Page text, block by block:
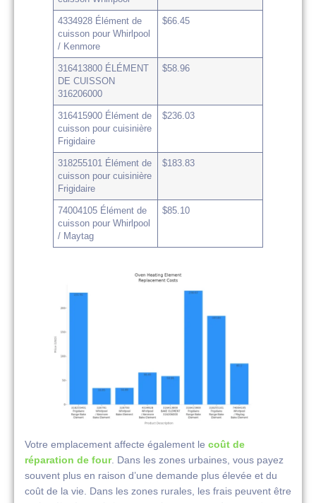
4334928 Élément de
cuisson pour Whirlpool
/ Kenmore
$66.45
316413800 ÉLÉMENT
DE CUISSON
316206000
$58.96
316415900 Élément de
cuisson pour cuisinière
Frigidaire
$236.03
318255101 Élément de
cuisson pour cuisinière
Frigidaire
$183.83
74004105 Élément de
cuisson pour Whirlpool
/ Maytag
$85.10
Votre emplacement affecte également le coût de
réparation de four. Dans les zones urbaines, vous payez
souvent plus en raison d’une demande plus élevée et du
coût de la vie. Dans les zones rurales, les frais peuvent être